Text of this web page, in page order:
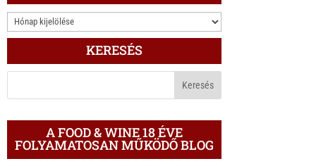
3.000
ÍRÁS
BLOGON
KERESÉS
A FOOD & WINE 18 ÉVE
FOLYAMATOSAN MŰKÖDŐ BLOG